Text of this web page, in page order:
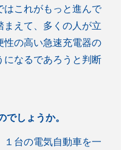
これがもっと進んで
えて、多くの人が立
の高い急速充電器の
なるであろうと判断
しょうか。
台の電気自動車を一